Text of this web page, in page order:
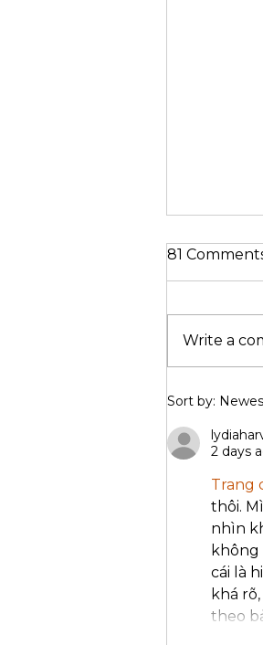
What To
Buying
81
Write a
Sort by:
2 days
Trang
thôi.
nhìn
cái là
khá
theo